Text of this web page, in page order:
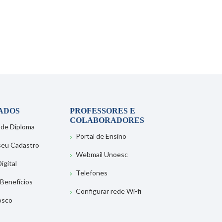
Diploma
Cadastro
PROFESSORES E
COLABORADORES
Portal de Ensino
Webmail Unoesc
Telefones
Configurar rede Wi-fi